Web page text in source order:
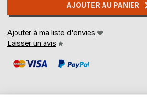
AJOUTER AU PANIER
Ajouter à ma liste d'envies
Laisser un avis